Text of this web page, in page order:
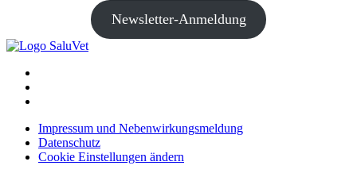
Newsletter-Anmeldung
Impressum und Nebenwirkungsmeldung
Datenschutz
Cookie Einstellungen ändern